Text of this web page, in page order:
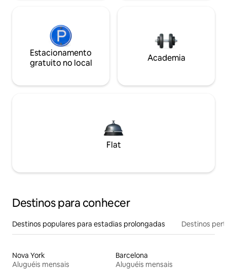
Estacionamento
gratuito no local
Academia
Flat
Destinos para conhecer
Destinos populares para estadias prolongadas Destinos
Nova York
Aluguéis mensais
Barcelona
Aluguéis mensais